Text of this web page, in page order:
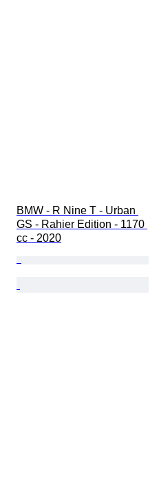
BMW - R Nine T - Urban
GS - Rahier Edition - 1170
cc - 2020